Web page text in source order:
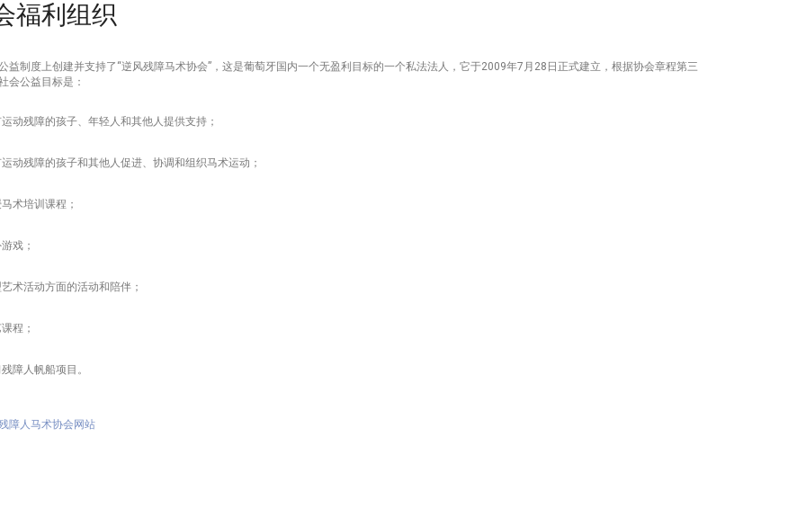
福利组织
益制度上创建并支持了“逆风残障马术协会”，这是葡萄牙国内一个无盈利目标的一个私法法人，它于2009年7月28日正式建立，根据协会章程第三
会公益目标是：
动残障的孩子、年轻人和其他人提供支持；
动残障的孩子和其他人促进、协调和组织马术运动；
术培训课程；
戏；
术活动方面的活动和陪伴；
程；
障人帆船项目。
障人马术协会网站